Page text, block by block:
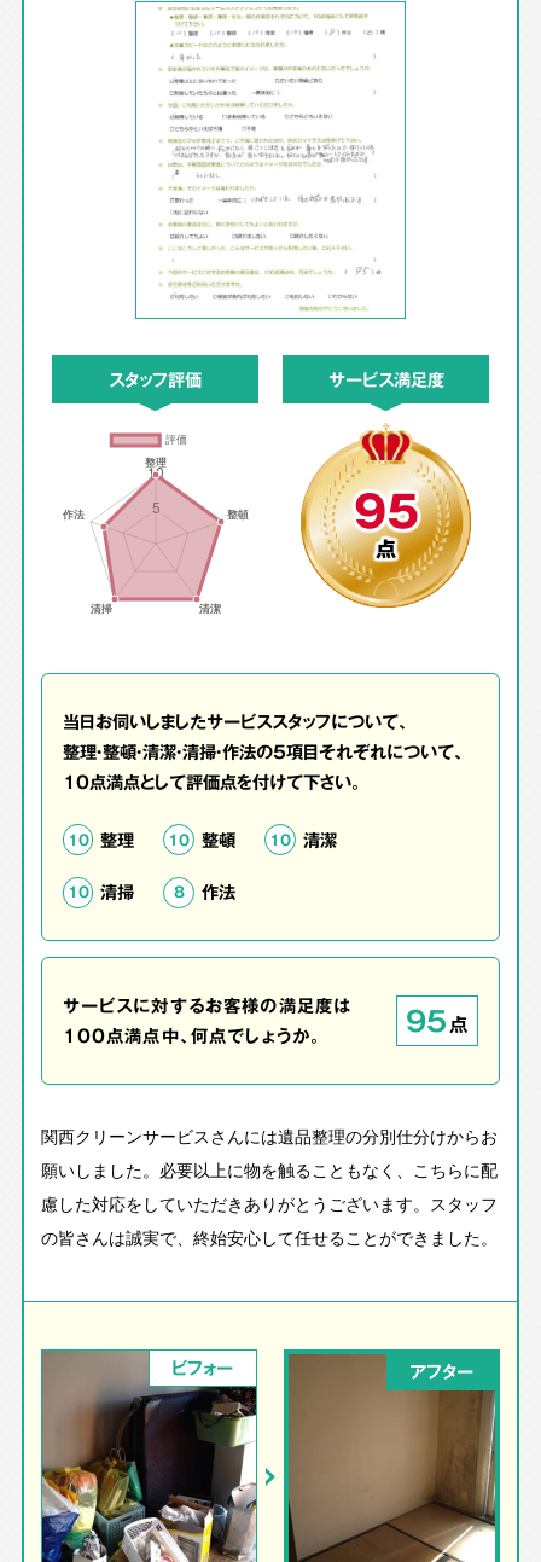
スタッフ評価 サービス満足度
95
点
当日お伺いしましたサービススタッフについて、
整理・整頓・清潔・清掃・作法の5項目それぞれについて、
10点満点として評価点を付けて下さい。
10 整理 10 整頓 10 清潔
10 清掃 8 作法
サービスに対するお客様の満足度は
100点満点中、何点でしょうか。
95点
関西クリーンサービスさんには遺品整理の分別仕分けからお
願いしました。必要以上に物を触ることもなく、こちらに配
慮した対応をしていただきありがとうございます。スタッフ
の皆さんは誠実で、終始安心して任せることができました。
ビフォー アフター